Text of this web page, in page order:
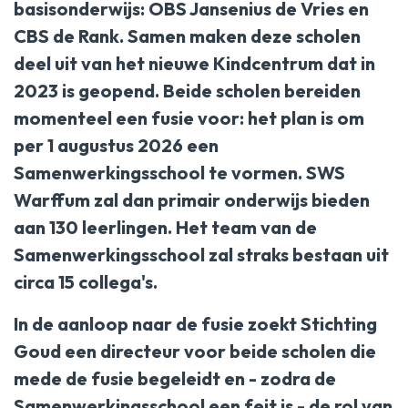
basisonderwijs: OBS Jansenius de Vries en
CBS de Rank. Samen maken deze scholen
deel uit van het nieuwe Kindcentrum dat in
2023 is geopend. Beide scholen bereiden
momenteel een fusie voor: het plan is om
per 1 augustus 2026 een
Samenwerkingsschool te vormen. SWS
Warffum zal dan primair onderwijs bieden
aan 130 leerlingen. Het team van de
Samenwerkingsschool zal straks bestaan uit
circa 15 collega's.
In de aanloop naar de fusie zoekt Stichting
Goud een directeur voor beide scholen die
mede de fusie begeleidt en - zodra de